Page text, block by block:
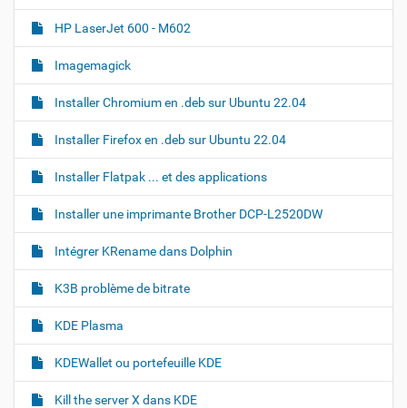
s
e
i
…
HP LaserJet 600 - M602
Imagemagick
Installer Chromium en .deb sur Ubuntu 22.04
Installer Firefox en .deb sur Ubuntu 22.04
Installer Flatpak ... et des applications
Installer une imprimante Brother DCP-L2520DW
Intégrer KRename dans Dolphin
K3B problème de bitrate
KDE Plasma
KDEWallet ou portefeuille KDE
Kill the server X dans KDE